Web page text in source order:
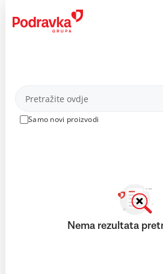
content
Proizvodi
Samo novi proizvodi
Nema rezultata